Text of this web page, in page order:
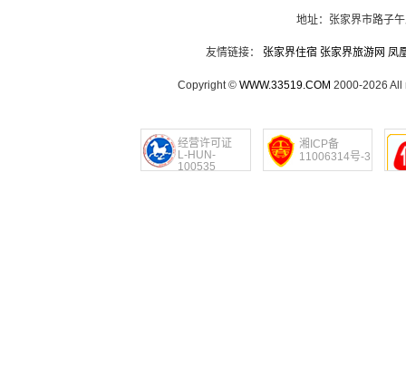
地址：张家界市路子
友情链接： 张家界住宿 张家界旅游网 凤
Copyright © WWW.33519.COM 2000-2026 All
经营许可证
L-HUN-
100535
湘ICP备
11006314号-3